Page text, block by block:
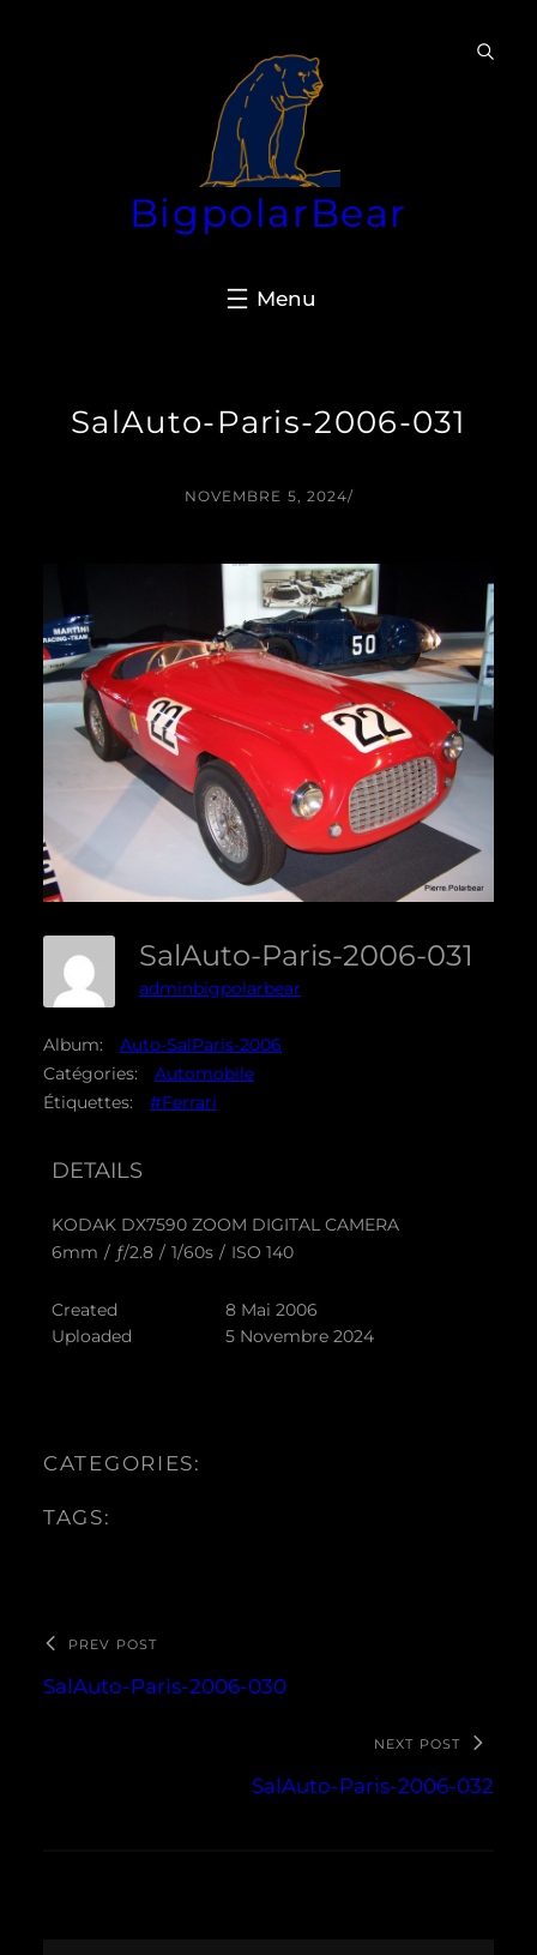
BigpolarBear
SalAuto-Paris-2006-031
NOVEMBRE 5, 2024/
SalAuto-Paris-2006-031
adminbigpolarbear
Album:
Auto-SalParis-2006
Catégories:
Automobile
Étiquettes:
#Ferrari
DETAILS
KODAK DX7590 ZOOM DIGITAL CAMERA
6mm / ƒ/2.8 / 1/60s / ISO 140
Created
8 Mai 2006
Uploaded
5 Novembre 2024
CATEGORIES:
TAGS:
PREV POST
SalAuto-Paris-2006-030
NEXT POST
SalAuto-Paris-2006-032